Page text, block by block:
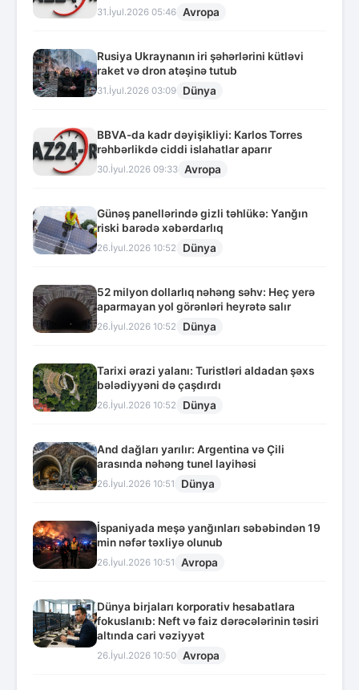
31.İyul.2026 05:46 Avropa
Rusiya Ukraynanın iri şəhərlərini kütləvi
raket və dron atəşinə tutub
31.İyul.2026 03:09 Dünya
BBVA-da kadr dəyişikliyi: Karlos Torres
rəhbərlikdə ciddi islahatlar aparır
30.İyul.2026 09:33 Avropa
Günəş panellərində gizli təhlükə: Yanğın
riski barədə xəbərdarlıq
26.İyul.2026 10:52 Dünya
52 milyon dollarlıq nəhəng səhv: Heç yerə
aparmayan yol görənləri heyrətə salır
26.İyul.2026 10:52 Dünya
Tarixi ərazi yalanı: Turistləri aldadan şəxs
bələdiyyəni də çaşdırdı
26.İyul.2026 10:52 Dünya
And dağları yarılır: Argentina və Çili
arasında nəhəng tunel layihəsi
26.İyul.2026 10:51 Dünya
İspaniyada meşə yanğınları səbəbindən 19
min nəfər təxliyə olunub
26.İyul.2026 10:51 Avropa
Dünya birjaları korporativ hesabatlara
fokuslanıb: Neft və faiz dərəcələrinin təsiri
altında cari vəziyyət
26.İyul.2026 10:50 Avropa